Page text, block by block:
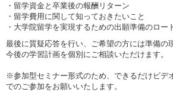
・留学資金と卒業後の報酬リターン
・留学費用に関して知っておきたいこと
・大学院留学を実現するための出願準備のロー
最後に質疑応答を行い、ご希望の方には準備の
今後の学習計画を個別にご相談いただけます。
※参加型セミナー形式のため、できるだけビデ
でのご参加をお願いいたします。